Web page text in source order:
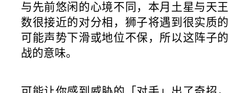
与先前悠闲的心境不同，本月土星与天
数很接近的对分相，狮子将遇到很实质
可能声势下滑或地位不保，所以这阵子
战的意味。